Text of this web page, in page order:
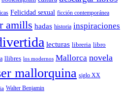
Felicidad sexual ficción contemporánea
amills hadas historia inspiraciones
lecturas libreria libro
llibres los modernos Mallorca novela
mallorquina siglo XX
Walter Benjamin